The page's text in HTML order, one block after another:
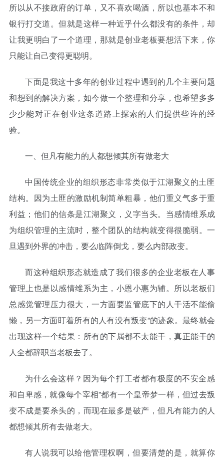
所以从不接政府的订单，又不喜欢喝酒，所以也基本不和
银行打交道。但就是这样一种近乎什么都没有的条件，却
让我更明白了一个道理，那就是创业老板要想活下来，你
只能让自己变得更聪明。
下面是我这十多年的创业过程中遇到的几个主要问题
和想到的解决方案，如今做一个整理和分享，也希望多多
少少能对正在创业这条道路上探索的人们提供些许的经
验。
一、但凡有能力的人都想倾其所有做老大
中国传统企业的组织形态非常类似于江湖聚义的土匪
结构。因为土匪的激励机制简单粗暴，他们重义气多于重
利益；他们的信条是江湖聚义，义字当头。当感情维系成
为组织管理的主流时，整个团队的结构就变得很脆弱。一
旦遇到外界的冲击，要么临阵倒戈，要么内部政变。
而这种组织形态就造成了我们很多的企业老板在人事
管理上也是以感情维系为主，小恩小惠为辅。所以老板们
总感觉管理压力很大，一方面要监管底下的人干活不能偷
懒，另一方面盯着所有的人有没有叛变”的迹象。最终就会
出现这样一个结果：所有的下属都不太能干，真正能干的
人全都辞职当老板去了。
为什么会这样？因为每个打工者都有极度的不安全感
和自卑感，就像每个宰相”都有一个皇帝梦一样，但过去叛
变不成是要杀头的，而现在最多是破产，但凡有能力的人
都想倾其所有去做老大。
有人说我可以给他管理权啊，但要清楚的是，就算你